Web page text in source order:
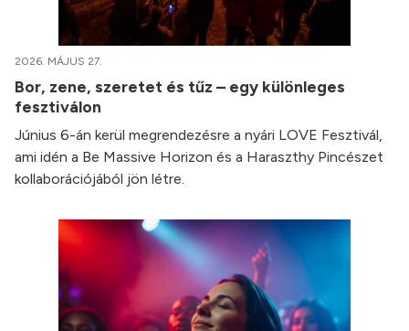
2026. MÁJUS 27.
Bor, zene, szeretet és tűz – egy különleges
fesztiválon
Június 6-án kerül megrendezésre a nyári LOVE Fesztivál,
ami idén a Be Massive Horizon és a Haraszthy Pincészet
kollaborációjából jön létre.